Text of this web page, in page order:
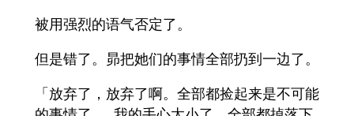
被用强烈的语气否定了。
但是错了。昴把她们的事情全部扔到一边了。
「放弃了，放弃了啊。全部都捡起来是不可能